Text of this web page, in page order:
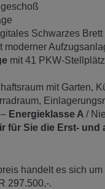
Schwarzes Brett
moderner
mit 41 PKW-
mit Garten,
Energieklasse A /
für Sie die Erst-
handelt es sich um
297.500,-.